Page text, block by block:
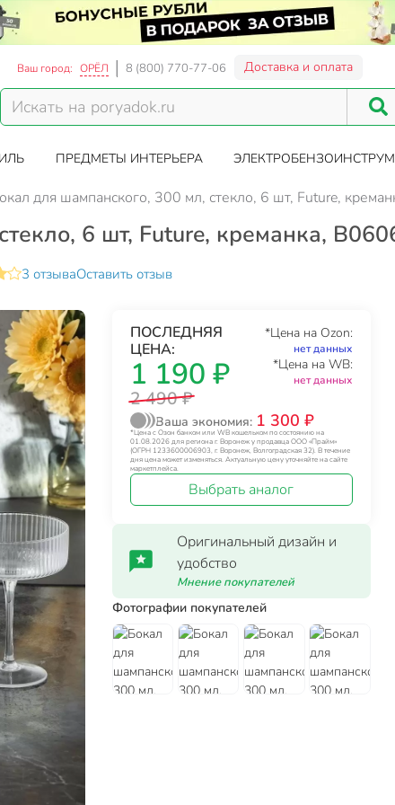
Ваш город: ОРЁЛ 8 (800) 770-77-06 Доставка и оплата
ПРЕДМЕТЫ ИНТЕРЬЕРА
для шампанского, 300 мл, стекло, 6 шт, Future,
6 шт, Future, креманка,
3 отзываОставить отзыв
ПОСЛЕДНЯЯ
ЦЕНА:
1 190 ₽
2 490 ₽
*Цена на Ozon:
нет данных
*Цена на WB:
нет данных
Ваша экономия: 1 300 ₽
*Цена с Озон банком или WB кошельком по состоянию на
01.08.2026 для региона г. Воронеж у продавца ООО «Прайм»
(ОГРН 1233600006903, г. Воронеж, Волгоградская 32). В течение
дня цена может изменяться. Актуальную цену уточняйте на сайте
маркетплейса.
Выбрать аналог
Оригинальный дизайн и
удобство
Мнение покупателей
Фотографии покупателей